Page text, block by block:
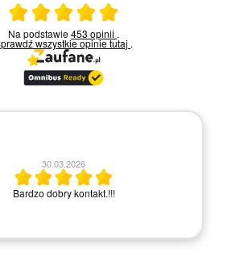
Ocena średnia 5 na 5
Na podstawie453 opinii .
Sprawdź wszystkie opinietutaj .
30.03.2026
Bardzo dobry kontakt.!!!